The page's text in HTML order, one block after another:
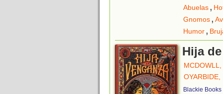
Abuelas,
Gnomos,
Humor,
Hija
OYARBIDE,
Blackie Books